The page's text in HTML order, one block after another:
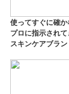
会社情報
お問い合わせ
使ってすぐに確
プロに指示されて
スキンケアブラ